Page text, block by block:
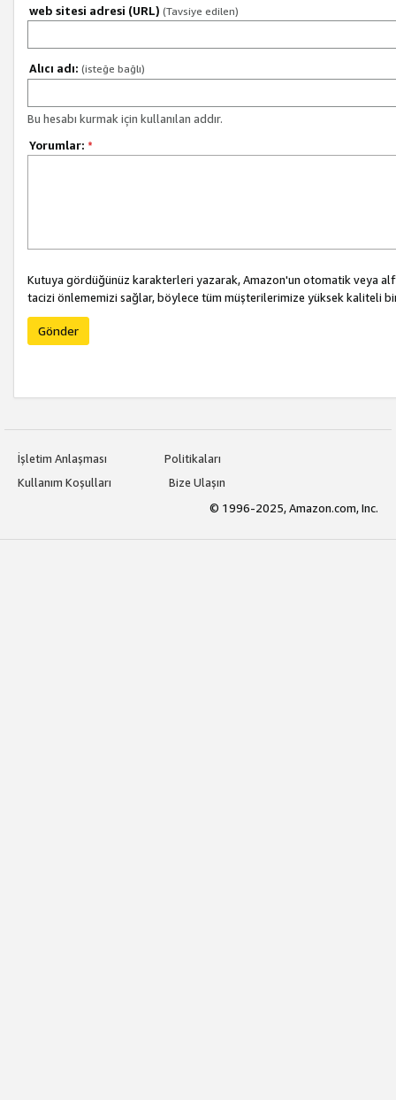
web sitesi adresi (URL) (Tavsiye edilen)
Alıcı adı: (isteğe bağlı)
Bu hesabı kurmak için kullanılan addır.
Yorumlar: *
Kutuya gördüğünüz karakterleri yazarak, Amazon'un otomatik veya
tacizi önlememizi sağlar, böylece tüm müşterilerimize yüksek kaliteli
Gönder
İşletim Anlaşması
Politikaları
Kullanım Koşulları
Bize Ulaşın
© 1996-2025, Amazon.com, Inc.